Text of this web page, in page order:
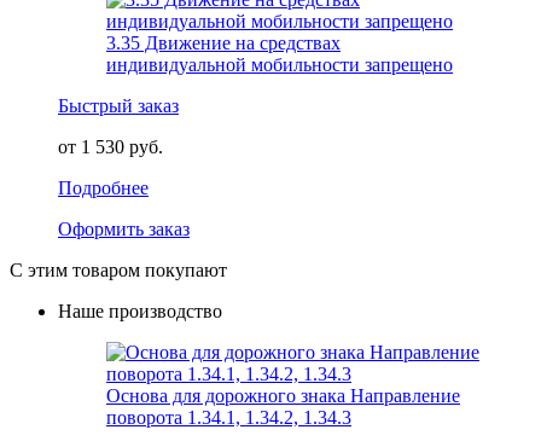
3.35 Движение на средствах
индивидуальной мобильности запрещено
Быстрый заказ
от 1 530 руб.
Подробнее
Оформить заказ
С этим товаром покупают
Наше производство
Основа для дорожного знака Направление
поворота 1.34.1, 1.34.2, 1.34.3